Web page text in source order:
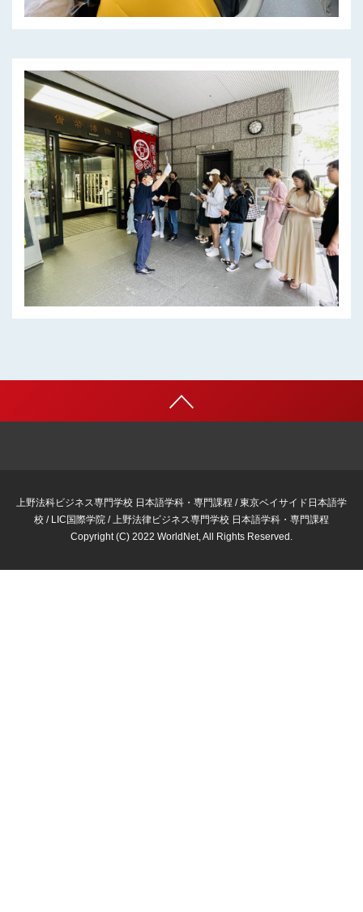
上野法科ビジネス専門学校 日本語学科・専門課程 / 東京ベイサイド日本語学
校 / LIC国際学院 / 上野法律ビジネス専門学校 日本語学科・専門課程
Copyright (C) 2022 WorldNet, All Rights Reserved.